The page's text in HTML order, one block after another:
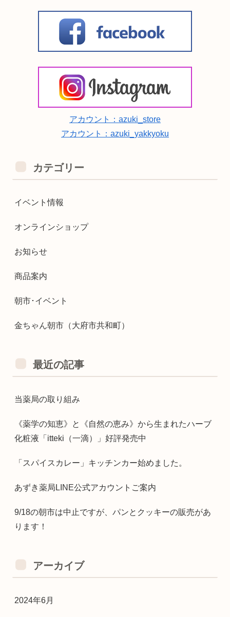
アカウント：azuki_store
アカウント：azuki_yakkyoku
カテゴリー
イベント情報
オンラインショップ
お知らせ
商品案内
朝市･イベント
金ちゃん朝市（大府市共和町）
最近の記事
当薬局の取り組み
《薬学の知恵》と《自然の恵み》から生まれたハーブ
化粧液「itteki（一滴）」好評発売中
「スパイスカレー」キッチンカー始めました。
あずき薬局LINE公式アカウントご案内
9/18の朝市は中止ですが、パンとクッキーの販売があ
ります！
アーカイブ
2024年6月